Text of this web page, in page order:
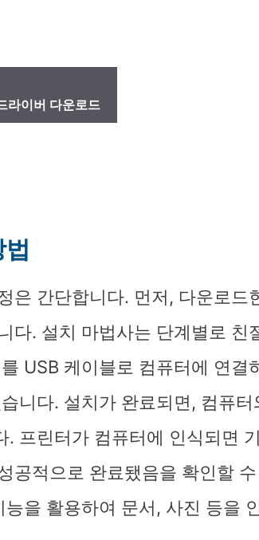
라이버 다운로드
은 간단합니다. 먼저, 다운로드
다. 설치 마법사는 단계별로 친
USB 케이블로 컴퓨터에 연결
니다. 설치가 완료되면, 컴퓨터
프린터가 컴퓨터에 인식되면
공적으로 완료됐음을 확인할
을 활용하여 문서, 사진 등을